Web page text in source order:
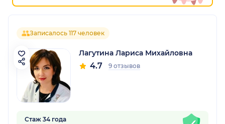
Записалось 117 человек
Лагутина Лариса Михайловна
4.7 9 отзывов
Стаж 34 года